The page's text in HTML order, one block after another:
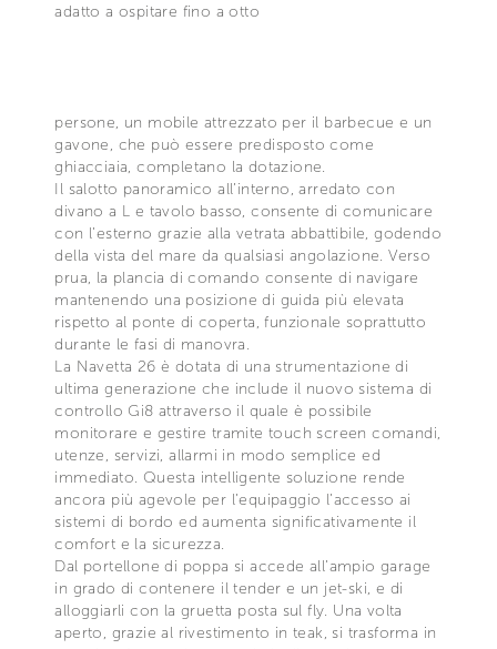
adatto a ospitare fino a otto
persone, un mobile attrezzato per il barbecue e un
gavone, che può essere predisposto come
ghiacciaia, completano la dotazione.
Il salotto panoramico all’interno, arredato con
divano a L e tavolo basso, consente di comunicare
con l’esterno grazie alla vetrata abbattibile, godendo
della vista del mare da qualsiasi angolazione. Verso
prua, la plancia di comando consente di navigare
mantenendo una posizione di guida più elevata
rispetto al ponte di coperta, funzionale soprattutto
durante le fasi di manovra.
La Navetta 26 è dotata di una strumentazione di
ultima generazione che include il nuovo sistema di
controllo Gi8 attraverso il quale è possibile
monitorare e gestire tramite touch screen comandi,
utenze, servizi, allarmi in modo semplice ed
immediato. Questa intelligente soluzione rende
ancora più agevole per l’equipaggio l’accesso ai
sistemi di bordo ed aumenta significativamente il
comfort e la sicurezza.
Dal portellone di poppa si accede all’ampio garage
in grado di contenere il tender e un jet-ski, e di
alloggiarli con la gruetta posta sul fly. Una volta
aperto, grazie al rivestimento in teak, si trasforma in